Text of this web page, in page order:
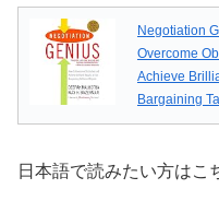
Negotiation
Overcome
Achieve
Bargaining
日本語で読みたい方はこ